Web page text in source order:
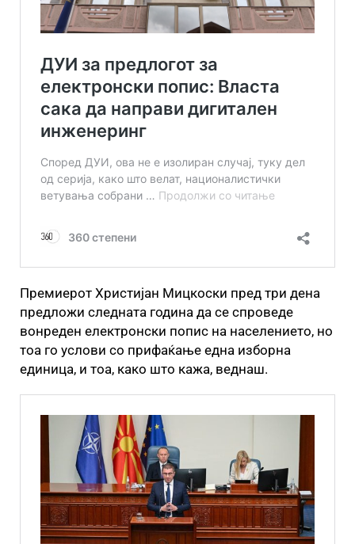
Премиерот Христијан Мицкоски пред три дена
предложи следната година да се спроведе
вонреден електронски попис на населението, но
тоа го услови со прифаќање една изборна
единица, и тоа, како што кажа, веднаш.